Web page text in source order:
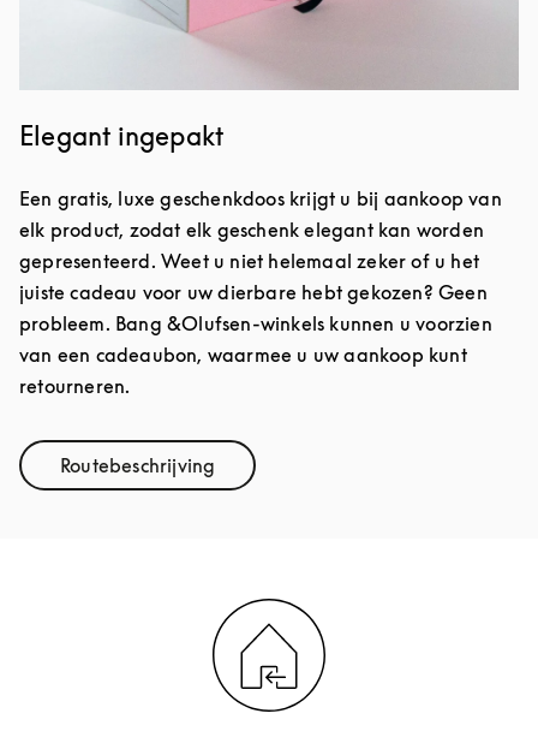
Elegant ingepakt
Een gratis, luxe geschenkdoos krijgt u bij aankoop van
elk product, zodat elk geschenk elegant kan worden
gepresenteerd. Weet u niet helemaal zeker of u het
juiste cadeau voor uw dierbare hebt gekozen? Geen
probleem. Bang &Olufsen-winkels kunnen u voorzien
van een cadeaubon, waarmee u uw aankoop kunt
retourneren.
RoutebeschrijvingLink Opens in New Tab